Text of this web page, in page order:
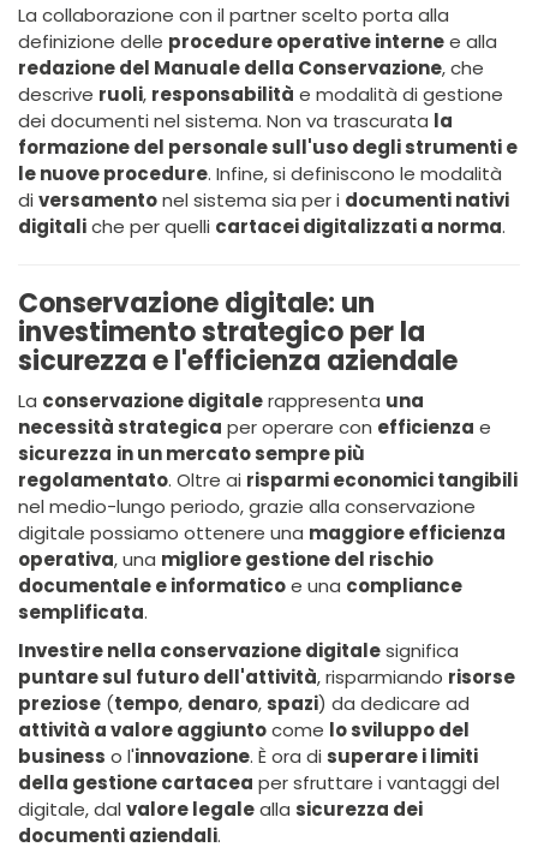
La collaborazione con il partner scelto porta alla
definizione delle procedure operative internee alla
redazione del Manuale della Conservazione, che
descrive ruoli, responsabilità e modalità di gestione
dei documenti nel sistema. Non va trascurata la
formazione del personale sull'uso degli strumenti e
le nuove procedure. Infine, si definiscono le modalità
di versamentonel sistema sia per i documenti nativi
digitaliche per quelli cartacei digitalizzati a norma.
Conservazione digitale: un
investimento strategico per la
sicurezza e l'efficienza aziendale
La conservazione digitalerappresenta una
necessità strategica per operare con efficienza e
sicurezza in un mercato sempre più
regolamentato. Oltre ai risparmi economici tangibili
nel medio-lungo periodo, grazie alla conservazione
digitale possiamo ottenere una maggiore efficienza
operativa, una migliore gestione del rischio
documentale e informaticoe una compliance
semplificata.
Investire nella conservazione digitalesignifica
puntare sul futuro dell'attività, risparmiando risorse
preziose (tempo, denaro, spazi) da dedicare ad
attività a valore aggiuntocome lo sviluppo del
business o l'innovazione. È ora di superare i limiti
della gestione cartacea per sfruttare i vantaggi del
digitale, dal valore legalealla sicurezza dei
documenti aziendali.